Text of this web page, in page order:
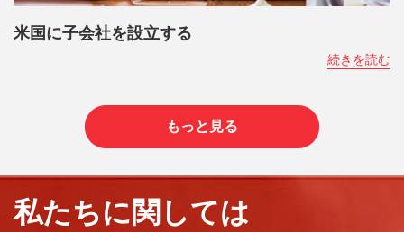
米国に子会社を設立する
続きを読む
もっと見る
私たちに関しては